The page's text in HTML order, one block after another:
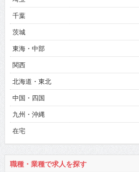
千葉
茨城
東海・中部
関西
北海道・東北
中国・四国
九州・沖縄
在宅
職種・業種で求人を探す